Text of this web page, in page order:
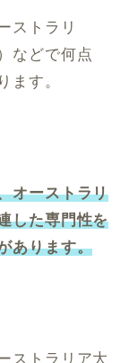
ストラリ
などで何点
ます。
オーストラリ
した専門性を
あります。
ストラリア大